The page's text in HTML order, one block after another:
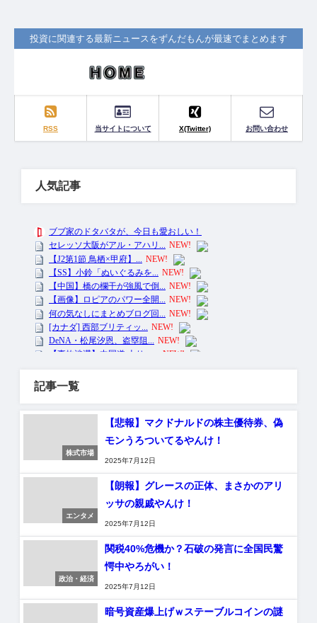
投資に関連する最新ニュースをずんだもんが最速でまとめます
RSS 当サイトについて X(Twitter) お問い合わせ
人気記事
記事一覧
株式市場
【悲報】マクドナルドの株主優待券、偽
モンうろついてるやんけ！
2025年7月12日
エンタメ
【朗報】グレースの正体、まさかのアリ
ッサの親戚やんけ！
2025年7月12日
政治・経済
関税40%危機か？石破の発言に全国民驚
愕中やろがい！
2025年7月12日
暗号資産爆上げｗステーブルコインの謎